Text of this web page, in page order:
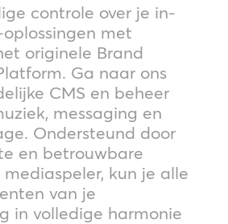
controle over je in-
met
originele Brand
Ga naar ons
CMS en beheer
messaging en
Ondersteund door
en betrouwbare
kun je alle
van je
in volledige harmonie